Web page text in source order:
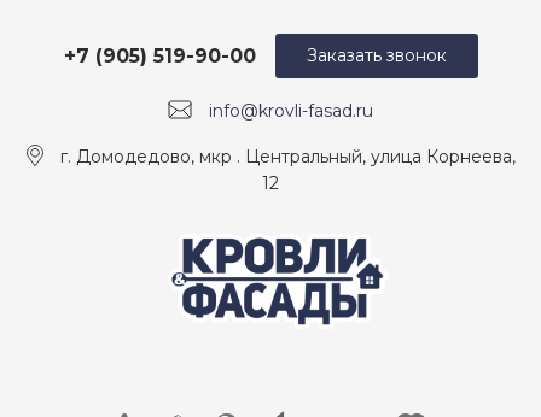
info@krovli-fasad.ru
+7 (905) 519-90-00
г. Домодедово, мкр . Центральный, улица Корнеева,
12
Заказать звонок